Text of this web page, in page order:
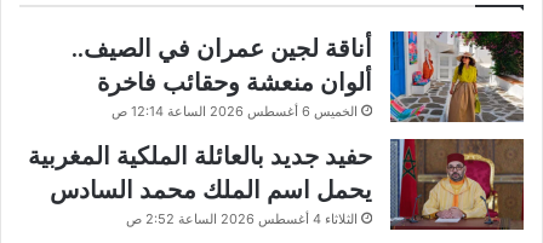
أناقة لجين عمران في الصيف..
ألوان منعشة وحقائب فاخرة
الخميس 6 أغسطس 2026 الساعة 12:14 ص
حفيد جديد بالعائلة الملكية المغربية
يحمل اسم الملك محمد السادس
الثلاثاء 4 أغسطس 2026 الساعة 2:52 ص